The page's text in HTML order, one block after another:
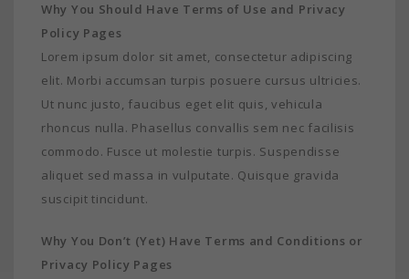
Why You Should Have Terms of Use and Privacy
Policy Pages
Lorem ipsum dolor sit amet, consectetur adipiscing
elit. Morbi accumsan turpis posuere cursus ultricies.
Ut nunc justo, faucibus eget elit quis, vehicula
rhoncus nulla. Phasellus convallis sem nec facilisis
commodo. Fusce ut molestie turpis. Suspendisse
aliquet sed massa in vulputate. Quisque gravida
suscipit tincidunt.
Why You Don’t (Yet) Have Terms and Conditions or
Privacy Policy Pages